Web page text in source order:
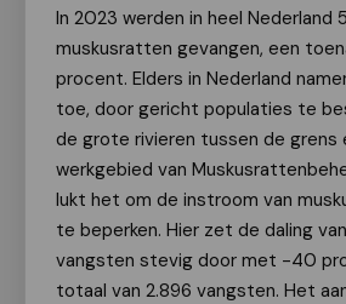
In 2023 werden in heel Nederland
muskusratten gevangen, een
procent. Elders in Nederland
toe, door gericht populaties te
de grote rivieren tussen de grens
werkgebied van
lukt het om de instroom van
te beperken. Hier zet de daling
vangsten stevig door met -40
totaal van 2.896 vangsten. Het